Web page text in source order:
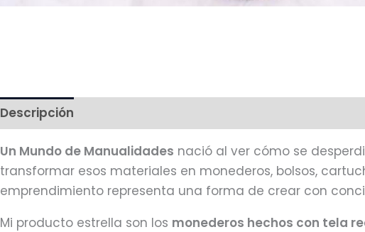
Descripción
Un Mundo de Manualidades nació al ver cómo se
transformar esos materiales en monederos, bolsos,
emprendimiento representa una forma de crear con
Mi producto estrella son los monederos hechos con tela